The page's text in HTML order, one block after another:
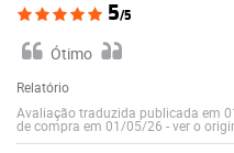
5/5
Ótimo
Relatório
Avaliação traduzida publicada em
de compra em 01/05/26 -ver o